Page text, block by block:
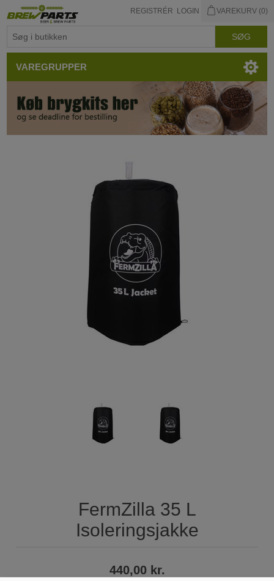
REGISTRÉR LOGIN VAREKURV (0)
VAREGRUPPER
FermZilla 35 L
Isoleringsjakke
440,00 kr.